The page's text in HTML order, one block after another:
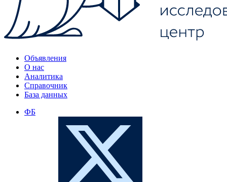
Объявления
О нас
Аналитика
Справочник
База данных
ФБ